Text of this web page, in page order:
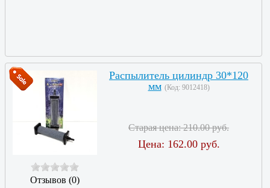
Отзывов (0)
Распылитель цилиндр 30*120
мм (Код: 9012418)
Старая цена:210.00 руб.
Цена: 162.00 руб.